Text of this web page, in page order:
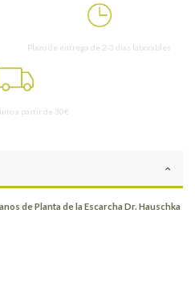
Plazo de entrega de 2-3 días laborables
a partir de 30€
de Planta de la Escarcha Dr. Hauschka